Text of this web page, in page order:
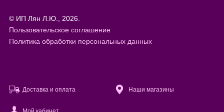
© ИП Лян Л.Ю., 2026.
Пользовательское соглашение
Политика обработки персональных данных
Доставка и оплата Наши магазины